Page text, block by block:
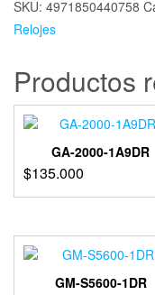
SKU: 4971850440758
Relojes
Productos
GA-2000-1A9DR
$135.000
GM-S5600-1DR